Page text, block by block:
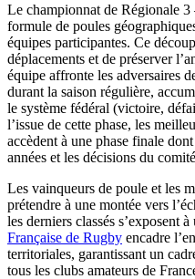
Le championnat de Régionale
formule de poules
équipes participantes. Ce
déplacements et de préserver
équipe affronte les adversaires
durant la saison régulière,
le système fédéral (victoire,
l’issue de cette phase, les
accèdent à une phase finale
années et les décisions du
Les vainqueurs de poule et les
prétendre à une montée vers
les derniers classés s’exposent
Française de Rugby encadre
territoriales, garantissant un
tous les clubs amateurs de